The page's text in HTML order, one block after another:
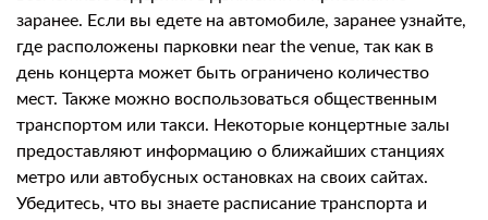
заранее. Если вы едете на автомобиле, заранее узнайте,
где расположены парковки near the venue, так как в
день концерта может быть ограничено количество
мест. Также можно воспользоваться общественным
транспортом или такси. Некоторые концертные залы
предоставляют информацию о ближайших станциях
метро или автобусных остановках на своих сайтах.
Убедитесь, что вы знаете расписание транспорта и